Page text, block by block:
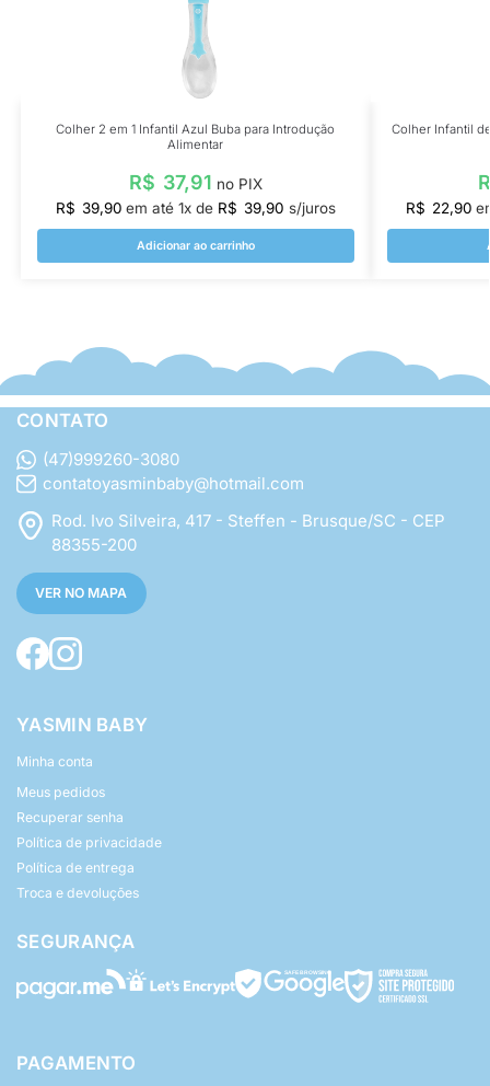
Colher 2 em 1 Infantil Azul Buba para Introdução
Alimentar
R$ 37,91 no PIX
R$ 39,90 em até 1x de R$ 39,90 s/juros
Adicionar ao carrinho
Colher Infantil
R$ 22,90
CONTATO
(47)999260-3080
contatoyasminbaby@hotmail.com
Rod. Ivo Silveira, 417 - Steffen - Brusque/SC - CEP
88355-200
VER NO MAPA
YASMIN BABY
Minha conta
Meus pedidos
Recuperar senha
Política de privacidade
Política de entrega
Troca e devoluções
SEGURANÇA
PAGAMENTO